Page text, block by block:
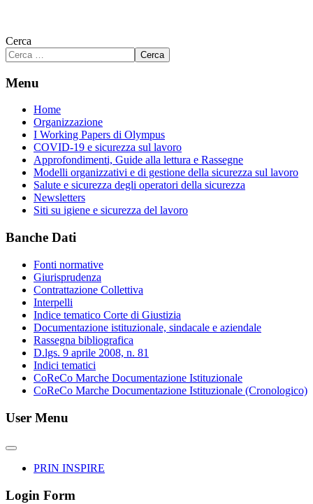
Cerca
Cerca
Menu
Home
Organizzazione
I Working Papers di Olympus
COVID-19 e sicurezza sul lavoro
Approfondimenti, Guide alla lettura e Rassegne
Modelli organizzativi e di gestione della sicurezza sul lavoro
Salute e sicurezza degli operatori della sicurezza
Newsletters
Siti su igiene e sicurezza del lavoro
Banche Dati
Fonti normative
Giurisprudenza
Contrattazione Collettiva
Interpelli
Indice tematico Corte di Giustizia
Documentazione istituzionale, sindacale e aziendale
Rassegna bibliografica
D.lgs. 9 aprile 2008, n. 81
Indici tematici
CoReCo Marche Documentazione Istituzionale
CoReCo Marche Documentazione Istituzionale (Cronologico)
User Menu
PRIN INSPIRE
Login Form